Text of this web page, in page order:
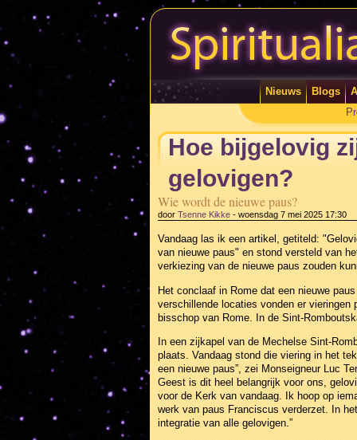
Nieuws Blogs
Hoe bijgelovig
gelovigen?
Wie wordt de nieuwe paus?
door Tsenne Kikke - woensdag 7 mei 2025 17:30
Vandaag las ik een artikel, getiteld:
van nieuwe paus" en stond versteld van
verkiezing van de nieuwe paus zouden
Het conclaaf in Rome dat een nieuwe
verschillende locaties vonden er vieringen
bisschop van Rome. In de Sint-
In een zijkapel van de Mechelse Sint-
plaats. Vandaag stond die viering in het
een nieuwe paus”, zei Monseigneur Luc
Geest is dit heel belangrijk voor ons,
voor de Kerk van vandaag. Ik hoop op
werk van paus Franciscus verderzet. In
integratie van alle gelovigen.”